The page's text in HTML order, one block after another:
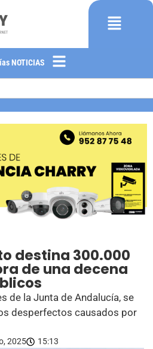
NOTICIAS
destina 300.000
de una decena
de la Junta de Andalucía, se
desperfectos causados por
2025 15:13